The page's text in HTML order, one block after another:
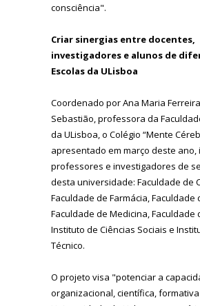
consciência".
Criar sinergias entre docentes,
investigadores e alunos de
Escolas da ULisboa
Coordenado por Ana Maria
Sebastião, professora da
da ULisboa, o Colégio “Mente
apresentado em março deste ano,
professores e investigadores de
desta universidade: Faculdade de
Faculdade de Farmácia, Faculdade
Faculdade de Medicina, Faculdade
Instituto de Ciências Sociais e
Técnico.
O projeto visa "potenciar a
organizacional, científica,